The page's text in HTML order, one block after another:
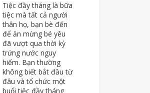
Tiệc đầy tháng là bữa
tiệc mà tất cả người
thân họ, bạn bè đến
để ăn mừng bé yêu
đã vượt qua thời kỳ
trứng nước nguy
hiểm. Bạn thường
không biết bắt đầu từ
đâu và tổ chức một
buổi tiệc đầy tháng